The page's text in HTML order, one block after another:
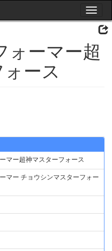
Toggle
ーマー超
ース
マー超神マスターフォース
マー チョウシンマスターフォー